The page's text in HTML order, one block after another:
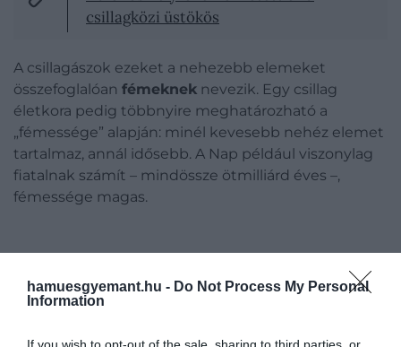
hamuesgyemant.hu - Do Not Process My Personal
Information
csillagközi üstökös
A csillagászok ezeket a nehezebb elemeket
összefoglalóan fémeknek nevezik. Egy csillag
életkora pedig többnyire meghatározható a
„fémessége” alapján: minél kevesebb nehéz elemet
tartalmaz, annál idősebb. A Nap például viszonylag
fiatalnak számít – mindössze ötmilliárd éves –,
fémessége magas.